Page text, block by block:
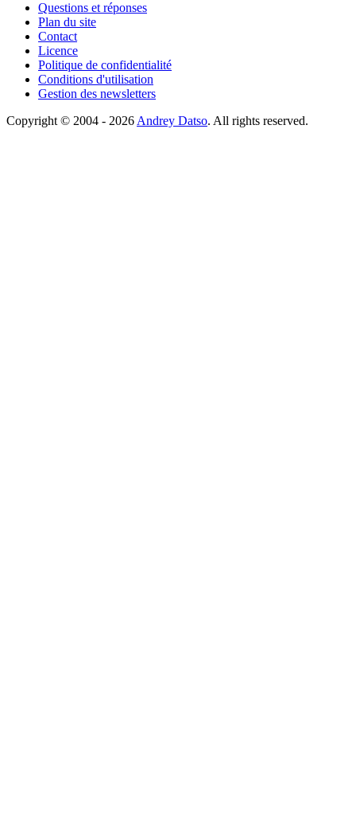
Questions et réponses
Plan du site
Contact
Licence
Politique de confidentialité
Conditions d'utilisation
Gestion des newsletters
Copyright © 2004 - 2026Andrey Datso. All rights reserved.